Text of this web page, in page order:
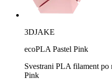
3DJAKE
ecoPLA Pastel Pink
Svestrani PLA filament po
Pink